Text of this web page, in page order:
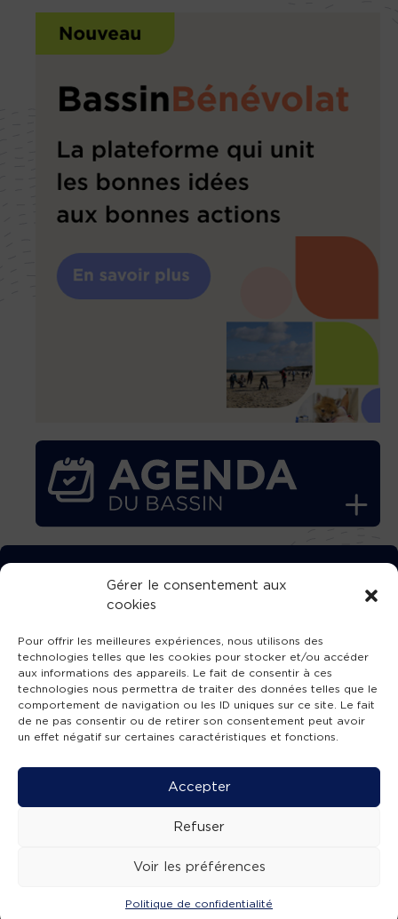
Gérer le consentement aux
cookies
Pour offrir les meilleures expériences, nous utilisons des
technologies telles que les cookies pour stocker et/ou accéder
aux informations des appareils. Le fait de consentir à ces
technologies nous permettra de traiter des données telles que le
comportement de navigation ou les ID uniques sur ce site. Le fait
de ne pas consentir ou de retirer son consentement peut avoir
un effet négatif sur certaines caractéristiques et fonctions.
Accepter
Refuser
Voir les préférences
Politique de confidentialité
ÉMISSIONS AGENDA
TÉLÉCHARGEZ GRATUITEMENT
L’APPLICATION TVBA !
SUIVEZ-NOUS !
Mentions légales -Accessibilité